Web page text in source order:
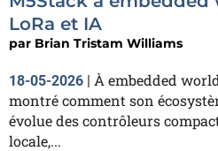
LoRa et IA
par Brian Tristam Williams
18-05-2026 | À embedded
montré comment son
évolue des contrôleurs
locale,...